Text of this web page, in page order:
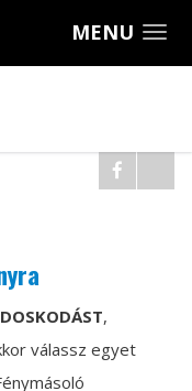
MENU
,
válassz egyet